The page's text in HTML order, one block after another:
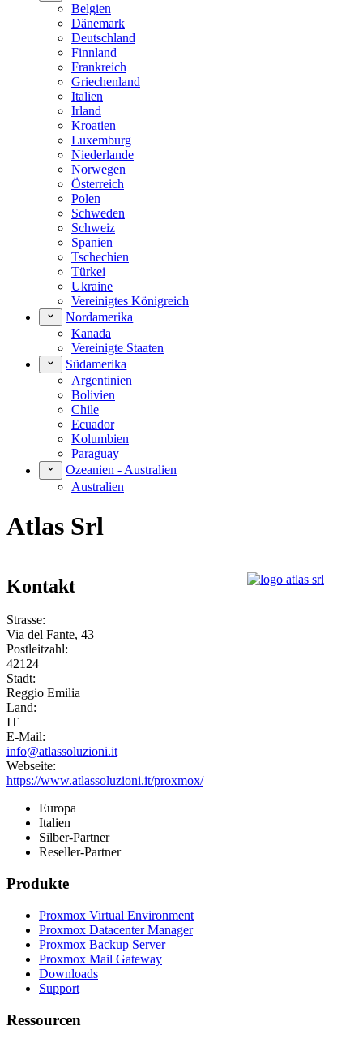
Belgien
Dänemark
Deutschland
Finnland
Frankreich
Griechenland
Italien
Irland
Kroatien
Luxemburg
Niederlande
Norwegen
Österreich
Polen
Schweden
Schweiz
Spanien
Tschechien
Türkei
Ukraine
Vereinigtes Königreich
Nordamerika
Kanada
Vereinigte Staaten
Südamerika
Argentinien
Bolivien
Chile
Ecuador
Kolumbien
Paraguay
Ozeanien - Australien
Australien
Atlas Srl
Kontakt
Strasse:
Via del Fante, 43
Postleitzahl:
42124
Stadt:
Reggio Emilia
Land:
IT
E-Mail:
info@atlassoluzioni.it
Webseite:
https://www.atlassoluzioni.it/proxmox/
Europa
Italien
Silber-Partner
Reseller-Partner
Produkte
Proxmox Virtual Environment
Proxmox Datacenter Manager
Proxmox Backup Server
Proxmox Mail Gateway
Downloads
Support
Ressourcen